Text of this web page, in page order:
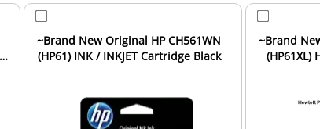
~Brand New Original HP CH561WN
(HP61) INK / INKJET Cartridge Black
~Brand
(HP61XL)